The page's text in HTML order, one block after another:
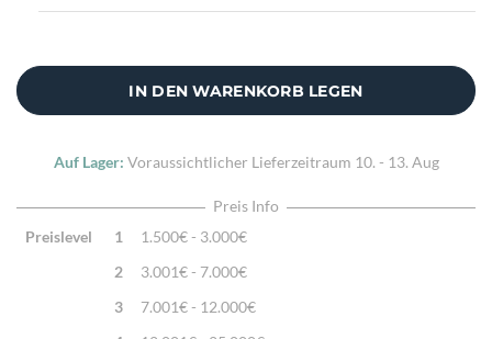
IN DEN WARENKORB LEGEN
Auf Lager: Voraussichtlicher Lieferzeitraum 10. - 13. Aug
Preis Info
Preislevel
1
1.500€ - 3.000€
2
3.001€ - 7.000€
3
7.001€ - 12.000€